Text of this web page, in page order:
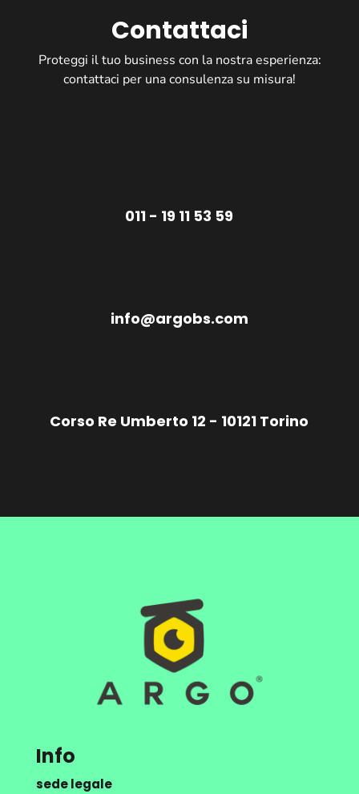
Contattaci
Proteggi il tuo business con la nostra esperienza:
contattaci per una consulenza su misura!
011 - 19 11 53 59
info@argobs.com
Corso Re Umberto 12 - 10121 Torino
Info
sede legale